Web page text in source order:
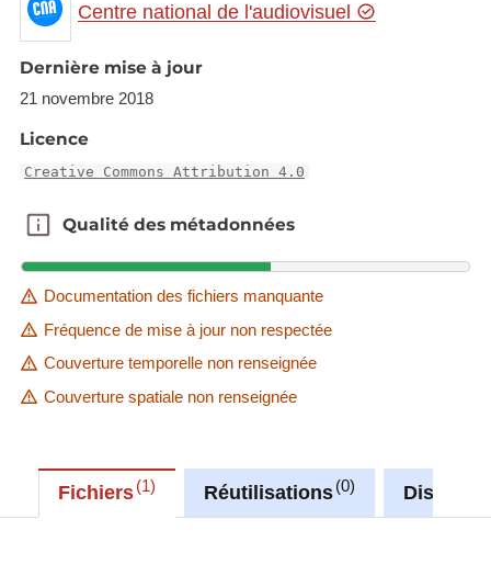
Centre national de l'audiovisuel
Dernière mise à jour
21 novembre 2018
Licence
Creative Commons Attribution 4.0
Qualité des métadonnées
Qualité des métadonnées
Documentation des fichiers manquante
Fréquence de mise à jour non respectée
Couverture temporelle non renseignée
Couverture spatiale non renseignée
Fichiers 1 Réutilisations 0